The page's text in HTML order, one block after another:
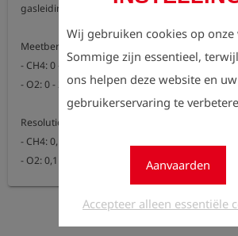
Wij gebruiken cookies op onze
Sommige zijn essentieel,
ons helpen deze website en uw
gebruikerservaring te
Aanvaarden
Accepteer alleen essentiële
gasleidingen.
Meetbereik:
- CH4: 0 - 100 Vol. %
- O2: 0 - 25 Vol. % (aparte optie)
Resolutie:
- CH4: 0,1 Vol. %
- O2: 0,1 Vol. %
Alleen te bestellen in combinatie met optie